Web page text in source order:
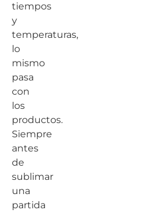
tiempos
y
temperaturas,
lo
mismo
pasa
con
los
productos.
Siempre
antes
de
sublimar
una
partida